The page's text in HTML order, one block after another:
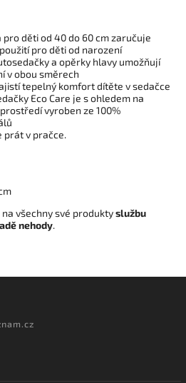
děti od 40 do 60 cm zaručuje
pro děti od narození
a opěrky hlavy umožňují
v obou směrech
tepelný komfort dítěte v sedačce
Eco Care je s ohledem na
vyroben ze 100%
prát v pračce.
všechny své produktyslužbu
nehody.